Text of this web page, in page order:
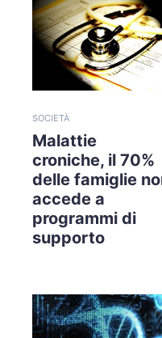
SOCIETÀ
Malattie
croniche, il 70%
delle famiglie
accede a
programmi di
supporto